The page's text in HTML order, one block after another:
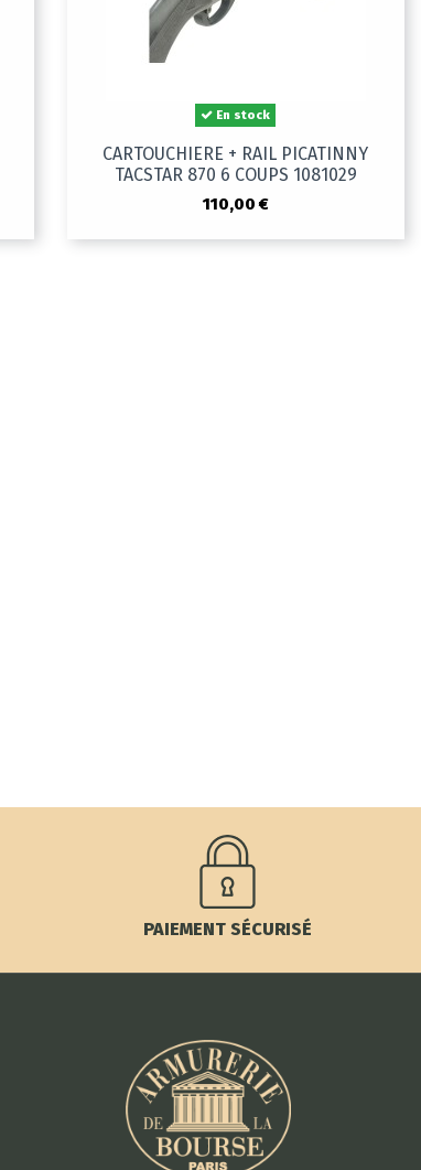
En stock
CARTOUCHIERE + RAIL PICATINNY
TACSTAR 870 6 COUPS 1081029
110,00 €
PAIEMENT SÉCURISÉ